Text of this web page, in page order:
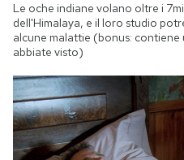
Le oche indiane volano oltre i
dell'Himalaya, e il loro studio
alcune malattie (bonus: contiene
abbiate visto)